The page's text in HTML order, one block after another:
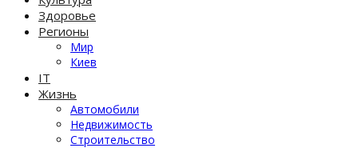
Здоровье
Регионы
Мир
Киев
IT
Жизнь
Автомобили
Недвижимость
Строительство